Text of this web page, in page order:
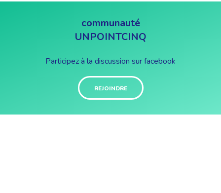
communauté
UNPOINTCINQ
Participez à la discussion sur facebook
REJOINDRE